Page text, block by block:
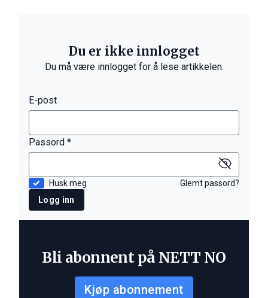
Du er ikke innlogget
Du må være innlogget for å lese artikkelen.
E-post
Passord *
Husk meg
Glemt passord?
Logg inn
Bli abonnent på NETT NO
Kjøp abonnement